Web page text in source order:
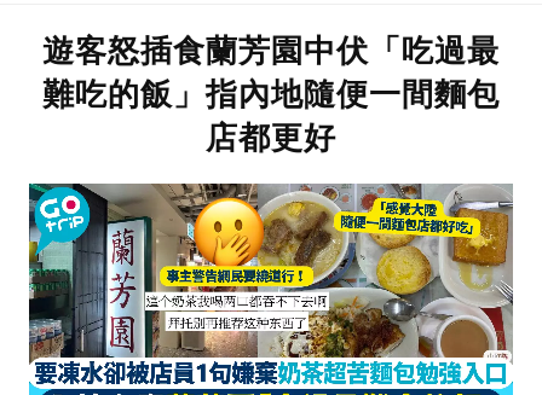
遊客怒插食蘭芳園中伏「吃過最
難吃的飯」指內地隨便一間麵包
店都更好